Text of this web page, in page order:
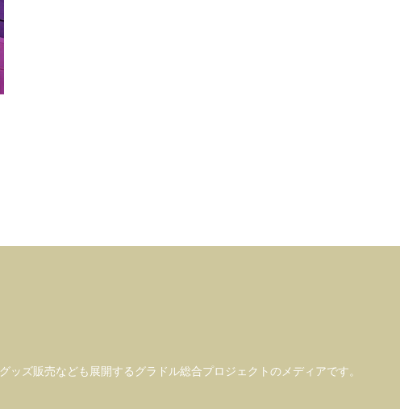
グッズ販売なども 展開するグラドル総合プロジェクトのメディアです。